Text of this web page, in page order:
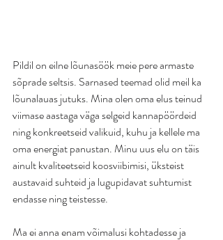
Pildil on eilne lõunasöök meie pere armaste
sõprade seltsis. Sarnased teemad olid meil ka
lõunalauas jutuks. Mina olen oma elus teinud
viimase aastaga väga selgeid kannapöördeid
ning konkreetseid valikuid, kuhu ja kellele ma
oma energiat panustan. Minu uus elu on täis
ainult kvaliteetseid koosviibimisi, üksteist
austavaid suhteid ja lugupidavat suhtumist
endasse ning teistesse.
Ma ei anna enam võimalusi kohtadesse ja